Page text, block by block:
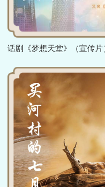
话剧《梦想天堂》（宣传片